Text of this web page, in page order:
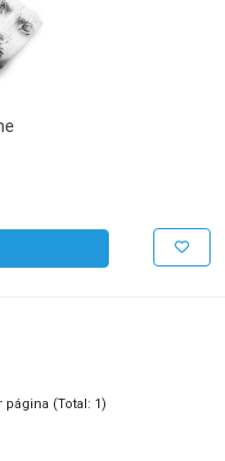
página (Total: 1)